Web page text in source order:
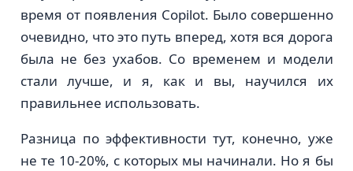
время от появления Copilot. Было совершенно
очевидно, что это путь вперед, хотя вся дорога
была не без ухабов. Со временем и модели
стали лучше, и я, как и вы, научился их
правильнее использовать.
Разница по эффективности тут, конечно, уже
не те 10-20%, с которых мы начинали. Но я бы